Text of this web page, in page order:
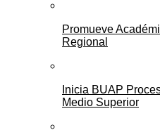
Promueve
Regional
Inicia BUAP
Medio Superior